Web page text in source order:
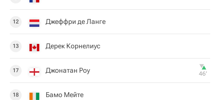
12 Джеффри де Ланге
13 Дерек Корнелиус
17 Джонатан Роу 46‎’‎
18 Бамо Мейте